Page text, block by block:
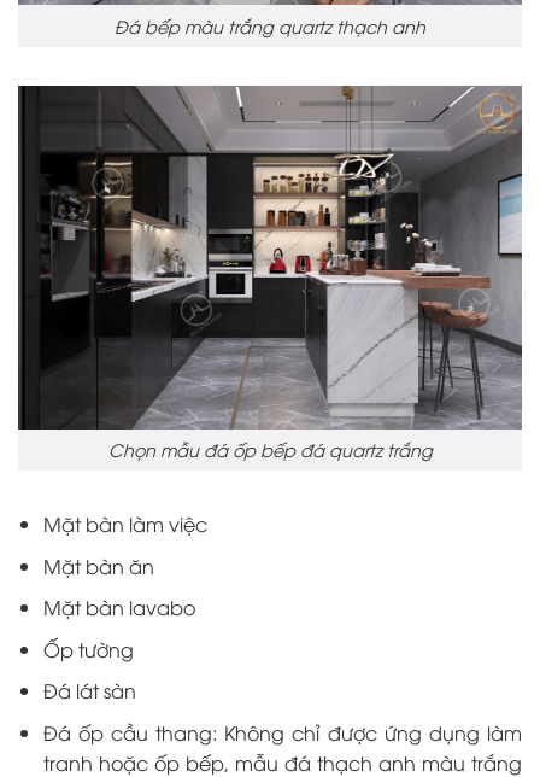
Đá bếp màu trắng quartz thạch anh
Chọn mẫu đá ốp bếp đá quartz trắng
Mặt bàn làm việc
Mặt bàn ăn
Mặt bàn lavabo
Ốp tường
Đá lát sàn
Đá ốp cầu thang: Không chỉ được ứng dụng làm
tranh hoặc ốp bếp, mẫu đá thạch anh màu trắng